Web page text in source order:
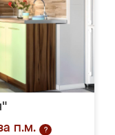
п.м.
?